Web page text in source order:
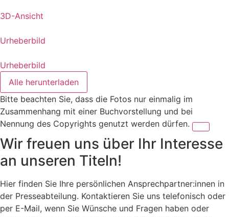
3D-Ansicht
Urheberbild
Urheberbild
Alle herunterladen
Bitte beachten Sie, dass die Fotos nur einmalig im
Zusammenhang mit einer Buchvorstellung und bei
Nennung des Copyrights genutzt werden dürfen.
Wir freuen uns über Ihr Interesse
an unseren Titeln!
Hier finden Sie Ihre persönlichen Ansprechpartner:innen in
der Presseabteilung. Kontaktieren Sie uns telefonisch oder
per E-Mail, wenn Sie Wünsche und Fragen haben oder